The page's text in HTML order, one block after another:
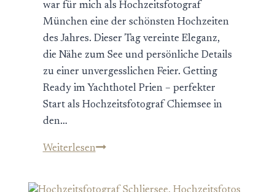
war für mich als Hochzeitsfotograf
München eine der schönsten Hochzeiten
des Jahres. Dieser Tag vereinte Eleganz,
die Nähe zum See und persönliche Details
zu einer unvergesslichen Feier. Getting
Ready im Yachthotel Prien – perfekter
Start als Hochzeitsfotograf Chiemsee in
den…
WeiterlesenElegante